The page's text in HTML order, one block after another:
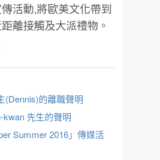
活動,將歐美文化帶到
離接觸及大派禮物。
(Dennis)的離職聲明
kwan 先生的聲明
Summer 2016」傳媒活